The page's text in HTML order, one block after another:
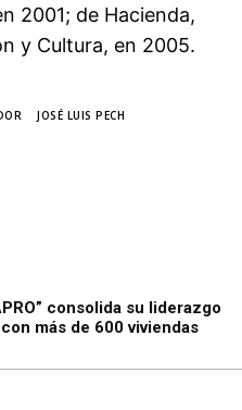
2001; de Hacienda,
y Cultura, en 2005.
JOSÉ LUIS PECH
consolida su liderazgo
más de 600 viviendas